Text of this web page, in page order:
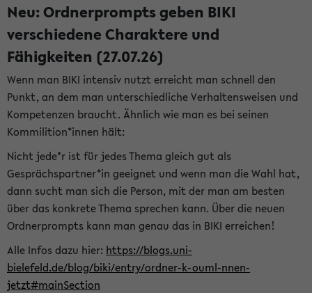
Neu: Ordnerprompts geben BIKI
verschiedene Charaktere und
Fähigkeiten (27.07.26)
Wenn man BIKI intensiv nutzt erreicht man schnell den
Punkt, an dem man unterschiedliche Verhaltensweisen und
Kompetenzen braucht. Ähnlich wie man es bei seinen
Kommilition*innen hält:
Nicht jede*r ist für jedes Thema gleich gut als
Gesprächspartner*in geeignet und wenn man die Wahl hat,
dann sucht man sich die Person, mit der man am besten
über das konkrete Thema sprechen kann. Über die neuen
Ordnerprompts kann man genau das in BIKI erreichen!
Alle Infos dazu hier: https://blogs.uni-
bielefeld.de/blog/biki/entry/ordner-k-ouml-nnen-
jetzt#mainSection